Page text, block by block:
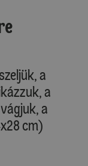
a
a
a
cm)